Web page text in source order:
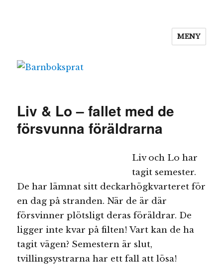
MENY
Liv & Lo – fallet med de
försvunna föräldrarna
Liv och Lo har
tagit semester.
De har lämnat sitt deckarhögkvarteret för
en dag på stranden. När de är där
försvinner plötsligt deras föräldrar. De
ligger inte kvar på filten! Vart kan de ha
tagit vägen? Semestern är slut,
tvillingsystrarna har ett fall att lösa!